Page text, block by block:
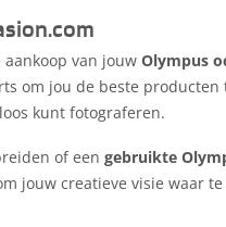
van jouw Olympus
om jou de beste
kunt fotograferen.
of een gebruikte
jouw creatieve visie waar te